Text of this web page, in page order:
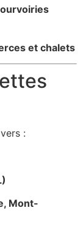
et chalets
:
Mont-